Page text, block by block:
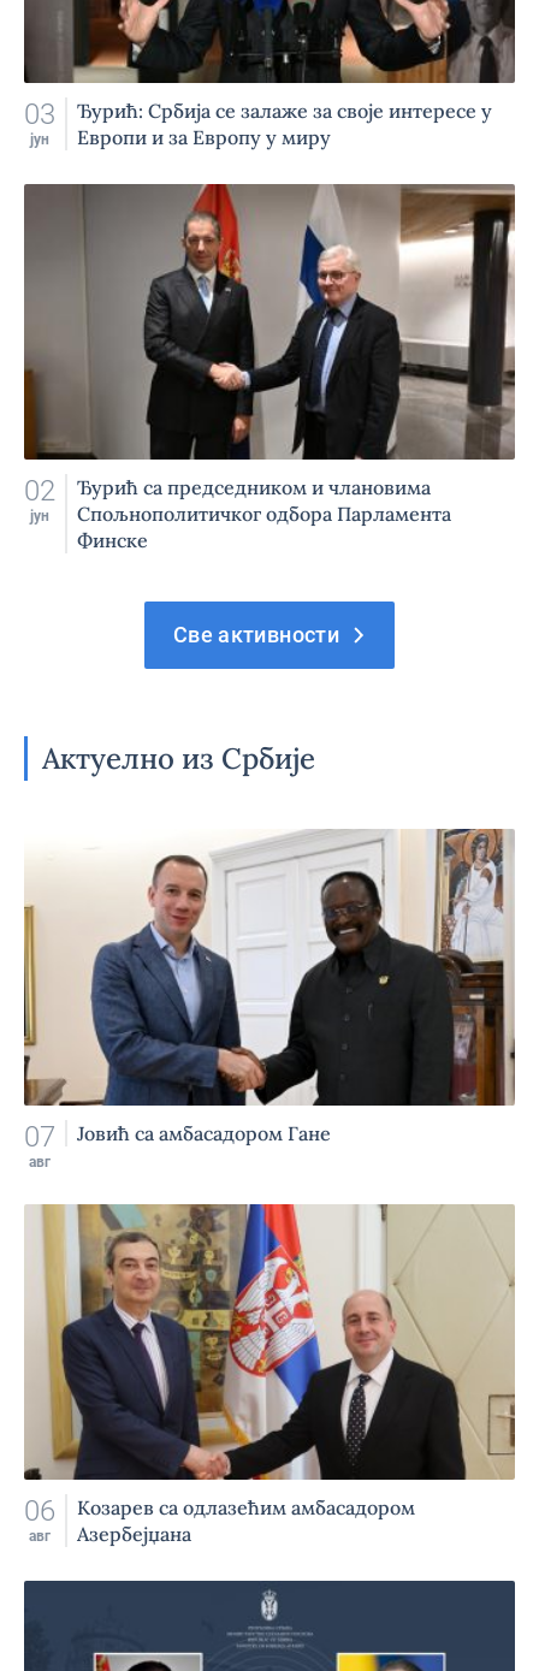
03
јун
Ђурић: Србија се залаже за своје интересе у
Европи и за Европу у миру
02
јун
Ђурић са председником и члановима
Спољнополитичког одбора Парламента
Финске
Све активности
Актуелно из Србије
07
авг
Јовић са амбасадором Гане
06
авг
Козарев са одлазећим амбасадором
Азербејџана